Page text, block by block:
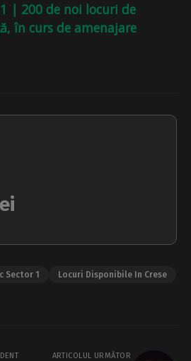
| 200 de noi locuri de
în curs de amenajare
Sector 1
Locuri Disponibile In Crese
ARTICOLUL URMĂTOR